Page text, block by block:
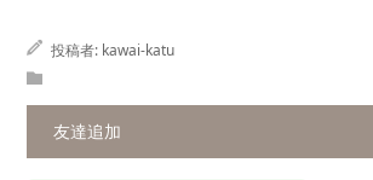
投稿者: kawai-katu
友達追加